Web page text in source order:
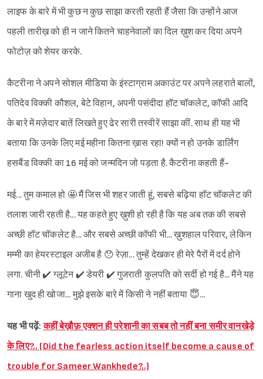
लाइफ के बारे में भी कुछ न कुछ साझा करती रहती हैं जैसा कि उन्होंने आज
पहली तारीख़ को ही न जाने कितने चाहनेवालों का दिल ख़ुश कर दिया अपने
फोटोज़ को शेयर करके.
कैटरीना ने अपने सोशल मीडिया के इंस्टाग्राम अकाउंट पर अपने लहराते बालों,
पतिदेव विक्की कौशल, बेटे विहान, अपनी पसंदीदा हॉट चॉकलेट, कॉफी आदि
के बारे में मज़ेदार बातें लिखते हुए ढेर सारी तस्वीरें साझा कीं. साथ ही यह भी
बताया कि उनके लिए मई महीना कितना ख़ास रहा! क्यों न हो उनके डार्लिंग
हसबैंड विक्की का 16 मई को जन्मदिन जो पड़ता है. कैटरीना कहती हैं-
मई... तुम कमाल हो 🤩 मैं जिस भी शहर जाती हूं, सबसे बढ़िया हॉट चॉकलेट की
तलाश जारी रहती है... यह कहते हुए ख़ुशी हो रही है कि यह अब तक की सबसे
अच्छी हॉट चॉकलेट है... और सबसे अच्छी कॉफी भी... ख़ुशहाल परिवार, लेकिन
मम्मी का हेयरस्टाइल अजीब है 😯 रेज़ा... तुम्हें देखकर ही मेरे पैरों में दर्द होने
लगा. चीनी ✔️ ग्लूटेन ✔️ डेयरी ✔️ गुजराती कुलपति को सर्दी हो गई है... मैंने यह
गाना खुद ही खोजा... मुझे इसके बारे में किसी ने नहीं बताया 😇...
यह भी पढ़ें:कहीं बेख़ौफ़ एक्शन ही परेशानी का सबब तो नहीं बना समीर वानखेड़े
के लिए?.. (Did the fearless action itself become a cause of
trouble for Sameer Wankhede?..)